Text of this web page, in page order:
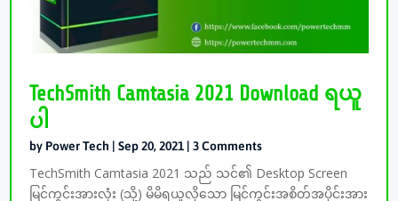
TechSmith Camtasia 2021 Download ရယူ
ပါ
by Power Tech |Sep 20, 2021| 3 Comments
TechSmith Camtasia 2021 သည် သင်၏ Desktop Screen
မြင်ကွင်းအားလုံး (သို့) မိမိရယူလိုသော မြင်ကွင်းအစိတ်အပိုင်းအား